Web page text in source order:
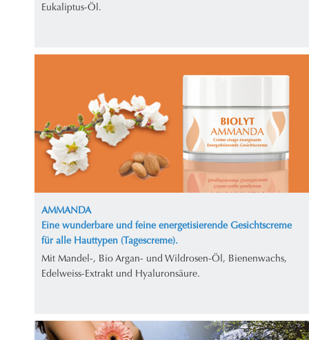
Eukaliptus-Öl.
AMMANDA
Eine wunderbare und feine energetisierende Gesichtscreme
für alle Hauttypen (Tagescreme).
Mit Mandel-, Bio Argan- und Wildrosen-Öl, Bienenwachs,
Edelweiss-Extrakt und Hyaluronsäure.